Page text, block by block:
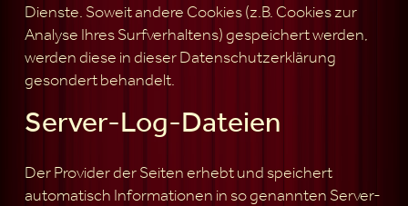
Dienste. Soweit andere Cookies (z.B. Cookies zur
Analyse Ihres Surfverhaltens) gespeichert werden,
werden diese in dieser Datenschutzerklärung
gesondert behandelt.
Server-Log-Dateien
Der Provider der Seiten erhebt und speichert
automatisch Informationen in so genannten Server-